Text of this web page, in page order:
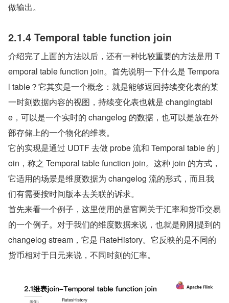
做输出。
2.1.4 Temporal table function join
介绍完了上面的方法以后，还有一种比较重要的方法是用 T
emporal table function join。首先说明一下什么是 Tempora
l table？它其实是一个概念：就是能够返回持续变化表的某
一时刻数据内容的视图，持续变化表也就是 changingtabl
e，可以是一个实时的 changelog 的数据，也可以是放在外
部存储上的一个物化的维表。
它的实现是通过 UDTF 去做 probe 流和 Temporal table 的 j
oin，称之 Temporal table function join。这种 join 的方式，
它适用的场景是维度数据为 changelog 流的形式，而且我
们有需要按时间版本去关联的诉求。
首先来看一个例子，这里使用的是官网关于汇率和货币交易
的一个例子。对于我们的维度数据来说，也就是刚刚提到的
changelog stream，它是 RateHistory。它反映的是不同的
货币相对于日元来说，不同时刻的汇率。